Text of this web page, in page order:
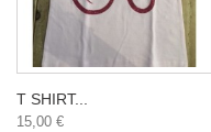
T SHIRT...
15,00 €